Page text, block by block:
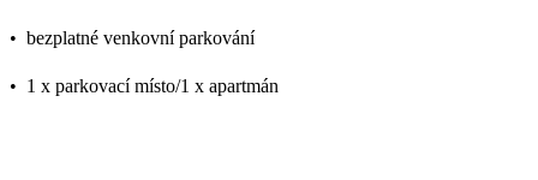
• bezplatné venkovní parkování
• 1 x parkovací místo/1 x apartmán